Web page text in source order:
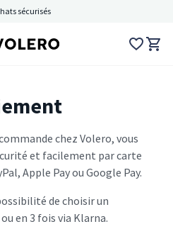
sécurisés
chez Volero, vous
et facilement par carte
Apple Pay ou Google Pay.
de choisir un
en 3 fois via Klarna.